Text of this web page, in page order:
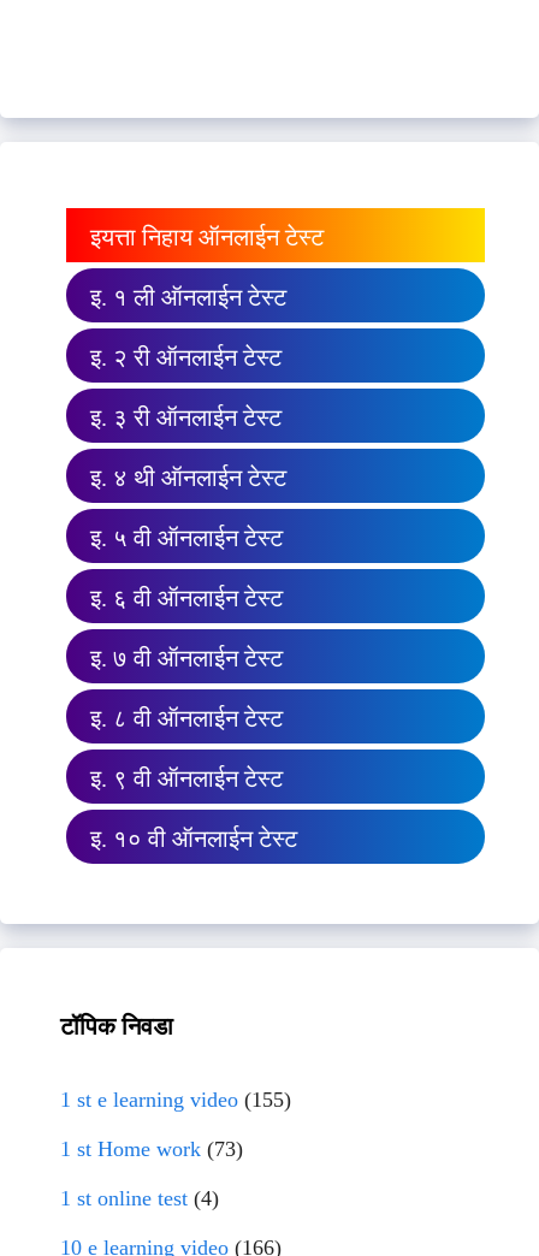
इयत्ता निहाय ऑनलाईन टेस्ट
इ. १ ली ऑनलाईन टेस्ट
इ. २ री ऑनलाईन टेस्ट
इ. ३ री ऑनलाईन टेस्ट
इ. ४ थी ऑनलाईन टेस्ट
इ. ५ वी ऑनलाईन टेस्ट
इ. ६ वी ऑनलाईन टेस्ट
इ. ७ वी ऑनलाईन टेस्ट
इ. ८ वी ऑनलाईन टेस्ट
इ. ९ वी ऑनलाईन टेस्ट
इ. १० वी ऑनलाईन टेस्ट
टॉपिक निवडा
1 st e learning video (155)
1 st Home work (73)
1 st online test (4)
10 e learning video (166)